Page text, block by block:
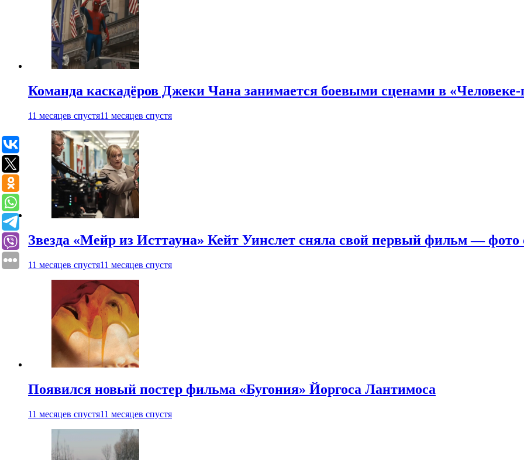
Команда каскадёров Джеки Чана занимается боевыми сценами в «Человеке-
11 месяцев спустя11 месяцев спустя
Звезда «Мейр из Исттауна» Кейт Уинслет сняла свой первый фильм — фото
11 месяцев спустя11 месяцев спустя
Появился новый постер фильма «Бугония» Йоргоса Лантимоса
11 месяцев спустя11 месяцев спустя